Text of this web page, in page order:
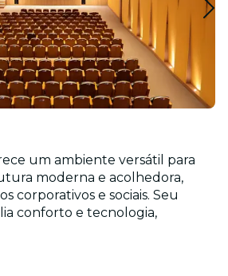
um ambiente versátil para
moderna e acolhedora,
corporativos e sociais. Seu
conforto e tecnologia,